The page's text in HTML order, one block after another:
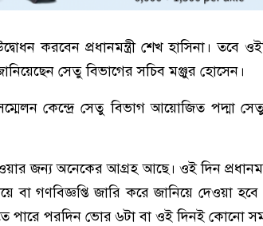
করবেন প্রধানমন্ত্রী শেখ হাসিনা। তবে
সেতু বিভাগের সচিব মঞ্জুর হোসেন।
কেন্দ্রে সেতু বিভাগ আয়োজিত পদ্মা
জন্য অনেকের আগ্রহ আছে। ওই দিন
গণবিজ্ঞপ্তি জারি করে জানিয়ে দেওয়া
পারে পরদিন ভোর ৬টা বা ওই দিনই কোনো